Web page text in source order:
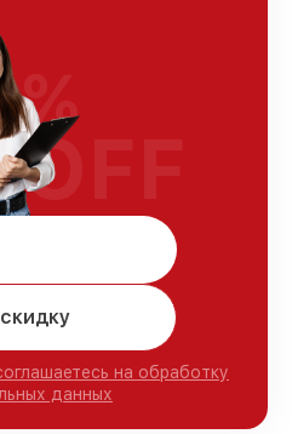
на обработку
данных
%
OFF